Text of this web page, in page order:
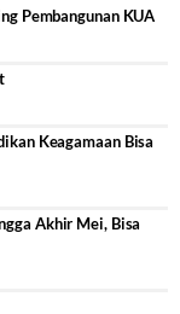
Pembangunan KUA
Keagamaan Bisa
Akhir Mei, Bisa